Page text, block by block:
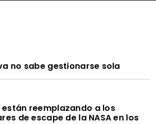
no sabe gestionarse sola
reemplazando a los
de escape de la NASA en los